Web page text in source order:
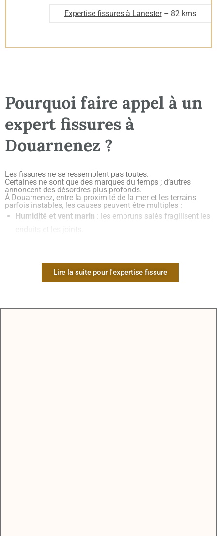
Expertise fissures à Lanester– 82 kms
Pourquoi faire appel à un
expert fissures à
Douarnenez ?
Les fissures ne se ressemblent pas toutes.
Certaines ne sont que des marques du temps ; d’autres
annoncent des désordres plus profonds.
À Douarnenez, entre la proximité de la mer et les terrains
parfois instables, les causes peuvent être multiples :
Humidité et vent marin : les embruns salés fragilisent les
Vieillissement des matériaux: la pierre et le béton se
dilatent différemment selon les conditions climatiques.
fissures apparaissent dès les premières années.
Lire la suite pour l'expertise fissure